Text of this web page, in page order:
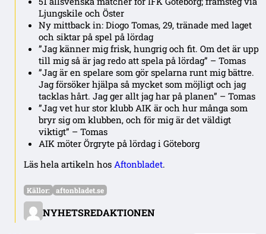
Ljungskile och Öster
Ny mittback in: Diogo Tomas, 29, tränade med laget
och siktar på spel på lördag
”Jag känner mig frisk, hungrig och fit. Om det är upp
till mig så är jag redo att spela på lördag” – Tomas
”Jag är en spelare som gör spelarna runt mig bättre.
Jag försöker hjälpa så mycket som möjligt och jag
tacklas hårt. Jag ger allt jag har på planen” – Tomas
”Jag vet hur stor klubb AIK är och hur många som
bryr sig om klubben, och för mig är det väldigt
viktigt” – Tomas
AIK möter Örgryte på lördag i Göteborg
Läs hela artikeln hos Aftonbladet.
NYHETSREDAKTIONEN
Källor: aftonbladet.se